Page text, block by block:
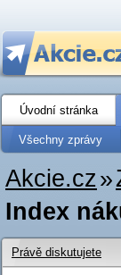
Úvodní stránka
Všechny zprávy
Akcie.cz»
Index
Právě diskutujete